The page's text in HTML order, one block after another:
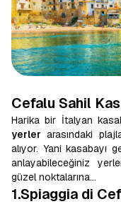
Cefalu Sahil
Harika bir İtalyan
yerler arasındaki
alıyor. Yani kasabayı
anlayabileceğiniz
güzel noktalarına…
1.Spiaggia di